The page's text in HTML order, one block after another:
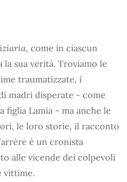
, come in ciascun
la sua verità. Troviamo le
traumatizzate, i
madri disperate - come
figlia Lamia - ma anche le
le loro storie, il racconto
è un cronista
alle vicende dei colpevoli
vittime.